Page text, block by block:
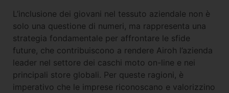
L’inclusione dei giovani nel tessuto aziendale non è
solo una questione di numeri, ma rappresenta una
strategia fondamentale per affrontare le sfide
future, che contribuiscono a rendere Airoh l’azienda
leader nel settore dei caschi moto on-line e nei
principali store globali. Per queste ragioni, è
imperativo che le imprese riconoscano e valorizzino